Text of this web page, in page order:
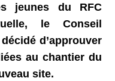
jeunes du RFC
le Conseil
d’approuver
au chantier du
site.